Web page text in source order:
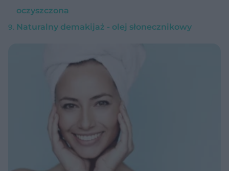
oczyszczona
Naturalny demakijaż - olej słonecznikowy